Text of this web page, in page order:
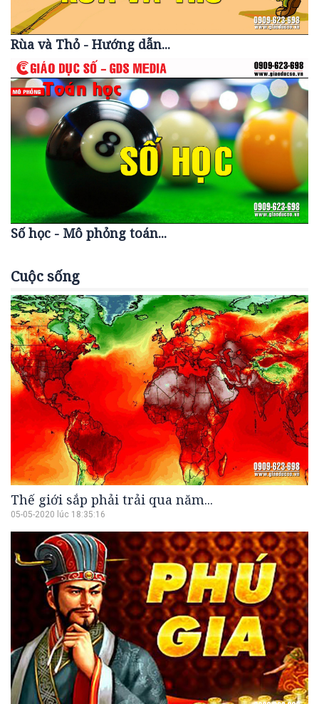
Rùa và Thỏ - Hướng dẫn...
Số học - Mô phỏng toán...
Cuộc sống
Thế giới sắp phải trải qua năm...
05-05-2020 lúc 18:35:16